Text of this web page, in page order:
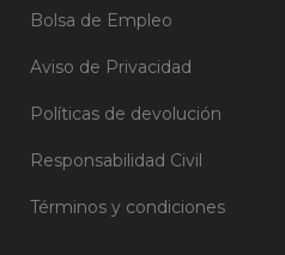
Bolsa de Empleo
Aviso de Privacidad
Políticas de devolución
Responsabilidad Civil
Términos y condiciones